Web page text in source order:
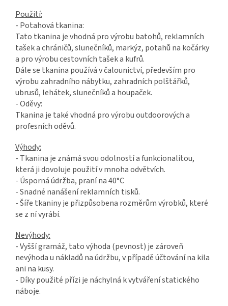
Použití:
- Potahová tkanina:
Tato tkanina je vhodná pro výrobu batohů, reklamních
tašek a chráničů, slunečníků, markýz, potahů na kočárky
a pro výrobu cestovních tašek a kufrů.
Dále se tkanina používá v čalounictví, především pro
výrobu zahradního nábytku, zahradních polštářků,
ubrusů, lehátek, slunečníků a houpaček.
- Oděvy:
Tkanina je také vhodná pro výrobu outdoorových a
profesních oděvů.
Výhody:
- Tkanina je známá svou odolností a funkcionalitou,
která ji dovoluje použití v mnoha odvětvích.
- Úsporná údržba, praní na 40°C
- Snadné nanášení reklamních tisků.
- Šíře tkaniny je přizpůsobena rozměrům výrobků, které
se z ní vyrábí.
Nevýhody:
- Vyšší gramáž, tato výhoda (pevnost) je zároveň
nevýhoda u nákladů na údržbu, v případě účtování na kila
ani na kusy.
- Díky použité přízi je náchylná k vytváření statického
náboje.